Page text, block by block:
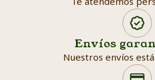
Envíos
Nuestros envíos